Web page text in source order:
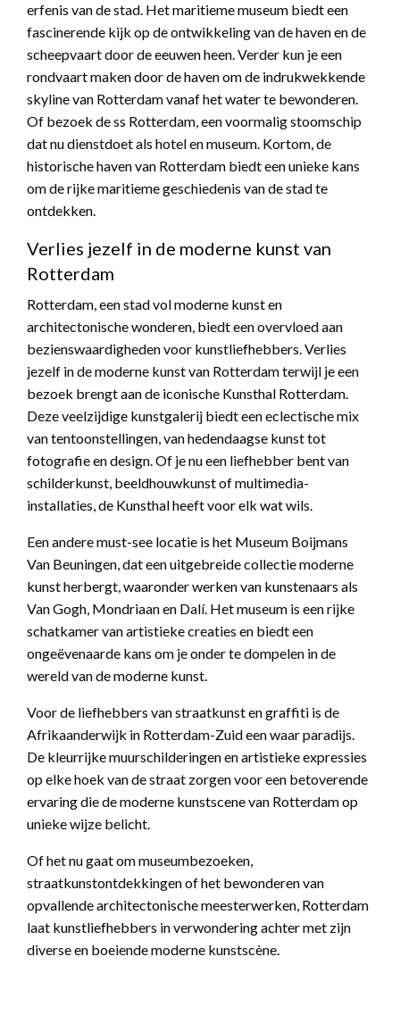
erfenis van de stad. Het maritieme museum biedt een
fascinerende kijk op de ontwikkeling van de haven en de
scheepvaart door de eeuwen heen. Verder kun je een
rondvaart maken door de haven om de indrukwekkende
skyline van Rotterdam vanaf het water te bewonderen.
Of bezoek de ss Rotterdam, een voormalig stoomschip
dat nu dienstdoet als hotel en museum. Kortom, de
historische haven van Rotterdam biedt een unieke kans
om de rijke maritieme geschiedenis van de stad te
ontdekken.
Verlies jezelf in de moderne kunst van
Rotterdam
Rotterdam, een stad vol moderne kunst en
architectonische wonderen, biedt een overvloed aan
bezienswaardigheden voor kunstliefhebbers. Verlies
jezelf in de moderne kunst van Rotterdam terwijl je een
bezoek brengt aan de iconische Kunsthal Rotterdam.
Deze veelzijdige kunstgalerij biedt een eclectische mix
van tentoonstellingen, van hedendaagse kunst tot
fotografie en design. Of je nu een liefhebber bent van
schilderkunst, beeldhouwkunst of multimedia-
installaties, de Kunsthal heeft voor elk wat wils.
Een andere must-see locatie is het Museum Boijmans
Van Beuningen, dat een uitgebreide collectie moderne
kunst herbergt, waaronder werken van kunstenaars als
Van Gogh, Mondriaan en Dalí. Het museum is een rijke
schatkamer van artistieke creaties en biedt een
ongeëvenaarde kans om je onder te dompelen in de
wereld van de moderne kunst.
Voor de liefhebbers van straatkunst en graffiti is de
Afrikaanderwijk in Rotterdam-Zuid een waar paradijs.
De kleurrijke muurschilderingen en artistieke expressies
op elke hoek van de straat zorgen voor een betoverende
ervaring die de moderne kunstscene van Rotterdam op
unieke wijze belicht.
Of het nu gaat om museumbezoeken,
straatkunstontdekkingen of het bewonderen van
opvallende architectonische meesterwerken, Rotterdam
laat kunstliefhebbers in verwondering achter met zijn
diverse en boeiende moderne kunstscène.